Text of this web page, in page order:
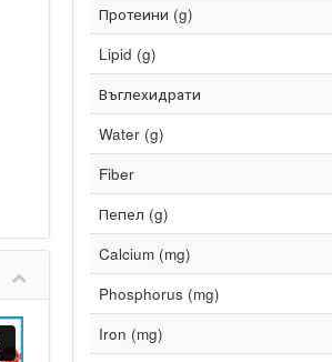
Протеини (g)
Lipid (g)
Въглехидрати
Water (g)
Fiber
Пепел (g)
Calcium (mg)
Phosphorus (mg)
Iron (mg)